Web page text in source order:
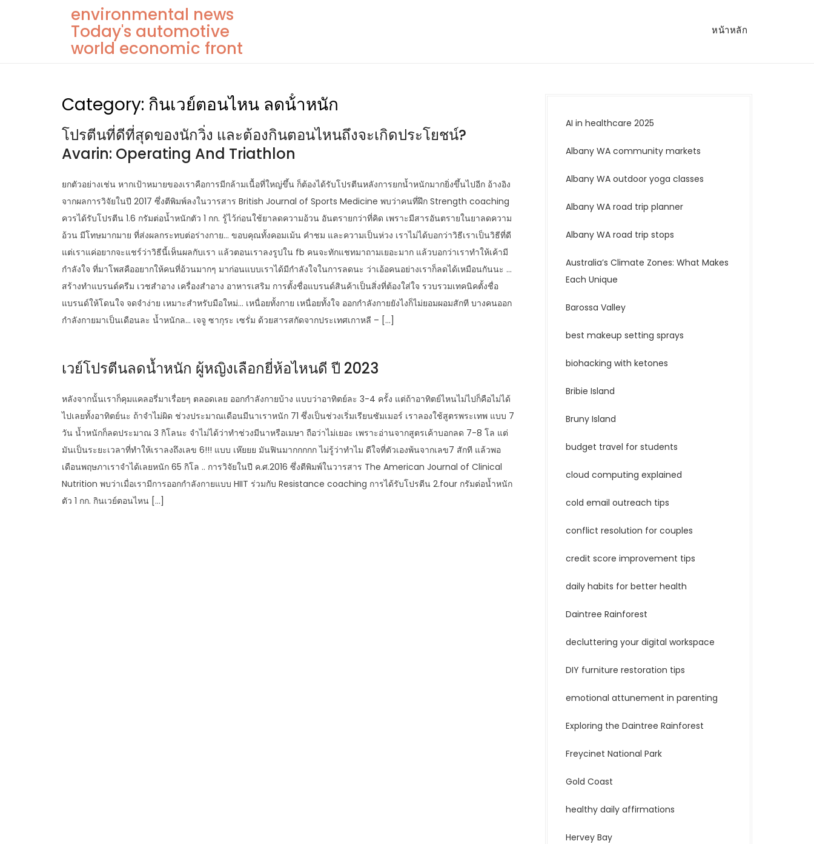
environmental news
Today's automotive
world economic front
หน้าหลัก
Category: กินเวย์ตอนไหน ลดน้ําหนัก
โปรตีนที่ดีที่สุดของนักวิ่ง และต้องกินตอนไหนถึงจะเกิดประโยชน์?
Avarin: Operating And Triathlon
ยกตัวอย่างเช่น หากเป้าหมายของเราคือการมีกล้ามเนื้อที่ใหญ่ขึ้น ก็ต้องได้รับโปรตีนหลังการยกน้ำหนักมากยิ่งขึ้นไปอีก อ้างอิง
จากผลการวิจัยในปี 2017 ซึ่งตีพิมพ์ลงในวารสาร British Journal of Sports Medicine พบว่าคนที่ฝึก Strength coaching
ควรได้รับโปรตีน 1.6 กรัมต่อน้ำหนักตัว 1 กก. รู้ไว้ก่อนใช้ยาลดความอ้วน อันตรายกว่าที่คิด เพราะมีสารอันตรายในยาลดความ
อ้วน มีโทษมากมาย ที่ส่งผลกระทบต่อร่างกาย… ขอบคุณทั้งคอมเม้น คำชม และความเป็นห่วง เราไม่ได้บอกว่าวิธีเราเป็นวิธีที่ดี
แต่เราแค่อยากจะแชร์ว่าวิธีนี้เห็นผลกับเรา แล้วตอนเราลงรูปใน fb คนจะทักแชทมาถามเยอะมาก แล้วบอกว่าเราทำให้เค้ามี
กำลังใจ ที่มาโพสคืออยากให้คนที่อ้วนมากๆ มาก่อนแบบเราได้มีกำลังใจในการลดนะ ว่าเอ้อคนอย่างเราก็ลดได้เหมือนกันนะ …
สร้างทำแบรนด์ครีม เวชสำอาง เครื่องสำอาง อาหารเสริม การตั้งชื่อแบรนด์สินค้าเป็นสิ่งที่ต้องใส่ใจ รวบรวมเทคนิคตั้งชื่อ
แบรนด์ให้โดนใจ จดจำง่าย เหมาะสำหรับมือใหม่… เหนื่อยทั้งกาย เหนื่อยทั้งใจ ออกกำลังกายยังไงก็ไม่ยอมผอมสักที บางคนออก
กำลังกายมาเป็นเดือนละ น้ำหนักล… เจจู ซากุระ เซรั่ม ด้วยสารสกัดจากประเทศเกาหลี – […]
เวย์โปรตีนลดนํ้าหนัก ผู้หญิงเลือกยี่ห้อไหนดี ปี 2023
หลังจากนั้นเราก็คุมแคลอรี่มาเรื่อยๆ ตลอดเลย ออกกำลังกายบ้าง แบบว่าอาทิตย์ละ 3-4 ครั้ง แต่ถ้าอาทิตย์ไหนไม่ไปก็คือไม่ได้
ไปเลยทั้งอาทิตย์นะ ถ้าจำไม่ผิด ช่วงประมาณเดือนมีนาเราหนัก 71 ซึ่งเป็นช่วงเริ่มเรียนซัมเมอร์ เราลองใช้สูตรพระเทพ แบบ 7
วัน น้ำหนักก็ลดประมาณ 3 กิโลนะ จำไม่ได้ว่าทำช่วงมีนาหรือเมษา ถือว่าไม่เยอะ เพราะอ่านจากสูตรเค้าบอกลด 7-8 โล แต่
มันเป็นระยะเวลาที่ทำให้เราลงถึงเลข 6!!! แบบ เห๊ยยย มันฟินมากกกกก ไม่รู้ว่าทำไม ดีใจที่ตัวเองพ้นจากเลข7 สักที แล้วพอ
เดือนพฤษภาเราจำได้เลยหนัก 65 กิโล .. การวิจัยในปี ค.ศ.2016 ซึ่งตีพิมพ์ในวารสาร The American Journal of Clinical
Nutrition พบว่าเมื่อเรามีการออกกำลังกายแบบ HIIT ร่วมกับ Resistance coaching การได้รับโปรตีน 2.four กรัมต่อน้ำหนัก
ตัว 1 กก. กินเวย์ตอนไหน […]
AI in healthcare 2025
Albany WA community markets
Albany WA outdoor yoga classes
Albany WA road trip planner
Albany WA road trip stops
Australia’s Climate Zones: What Makes
Each Unique
Barossa Valley
best makeup setting sprays
biohacking with ketones
Bribie Island
Bruny Island
budget travel for students
cloud computing explained
cold email outreach tips
conflict resolution for couples
credit score improvement tips
daily habits for better health
Daintree Rainforest
decluttering your digital workspace
DIY furniture restoration tips
emotional attunement in parenting
Exploring the Daintree Rainforest
Freycinet National Park
Gold Coast
healthy daily affirmations
Hervey Bay